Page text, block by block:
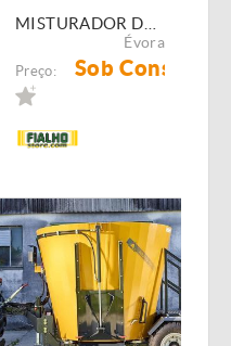
Évora
Preço: Sob Consulta